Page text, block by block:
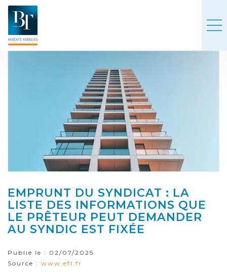
EMPRUNT DU SYNDICAT : LA
LISTE DES INFORMATIONS QUE
LE PRÊTEUR PEUT DEMANDER
AU SYNDIC EST FIXÉE
Publié le : 02/07/2025
Source : www.efl.fr